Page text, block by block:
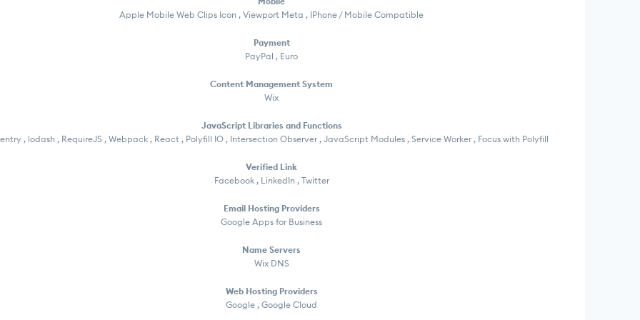
Apple Mobile Web Clips Icon , Viewport Meta , IPhone / Mobile Compatible
Payment
PayPal , Euro
Content Management System
Wix
JavaScript Libraries and Functions
, lodash , RequireJS , Webpack , React , Polyfill IO , Intersection Observer , JavaScript Modules , Service Worker , Focus with Polyfill
Verified Link
Facebook , LinkedIn , Twitter
Email Hosting Providers
Google Apps for Business
Name Servers
Wix DNS
Web Hosting Providers
Google , Google Cloud